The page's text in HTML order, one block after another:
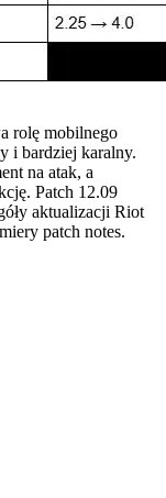
rolę mobilnego
i bardziej karalny.
na atak, a
Patch 12.09
aktualizacji Riot
patch notes.